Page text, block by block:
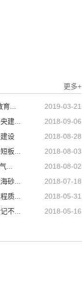
更多+
...
2019-03-21
建...
2018-09-06
设
2018-08-28
板...
2018-08-03
...
2018-08-02
砂...
2018-07-18
质...
2018-05-31
不...
2018-05-16